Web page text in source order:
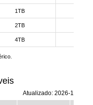
1TB
2TB
4TB
Atualizado: 2026-1